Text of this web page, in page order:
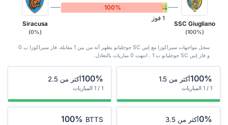
Siracusa
(0%)
0%
0%
100%
1 فوز
SSC Giugliano
(100%)
سجل مواجهات سيراكوزا مع إس SC جوجليانو يظهر أنه من بين 1 ‏مقابلة، فاز سيراكوزا ب 0
و فاز إس SC جوجليانو ب 1 . انتهت 0 مباريات بالتعادل.
100%أكثر من 1.5
1 / 1 المباريات
100%أكثر من 2.5
1 / 1 المباريات
0%أكثر من 3.5 100% BTTS